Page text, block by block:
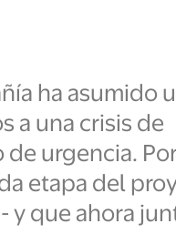
ha asumido
a una crisis de
urgencia.
etapa del
y que ahora